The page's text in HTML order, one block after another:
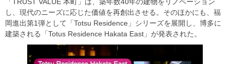
し、現代のニーズに応じた価値を再創出させる。そのほかにも、福
岡進出第1弾として「Totsu Residence」シリーズを展開し、博多に
建築される「Totus Residence Hakata East」が発表された。